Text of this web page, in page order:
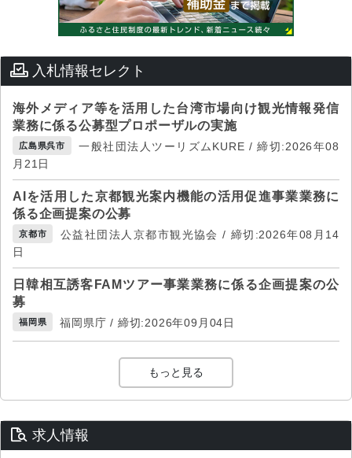
入札情報セレクト
海外メディア等を活用した台湾市場向け観光情報発信
業務に係る公募型プロポーザルの実施
広島県呉市
一般社団法人ツーリズムKURE / 締切:2026年08
月21日
AIを活用した京都観光案内機能の活用促進事業業務に
係る企画提案の公募
京都市
公益社団法人京都市観光協会 / 締切:2026年08月14
日
日韓相互誘客FAMツアー事業業務に係る企画提案の公
募
福岡県 福岡県庁 / 締切:2026年09月04日
もっと見る
求人情報